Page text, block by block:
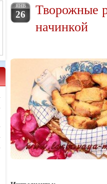
ЯНВ
26
Творожные
начинкой